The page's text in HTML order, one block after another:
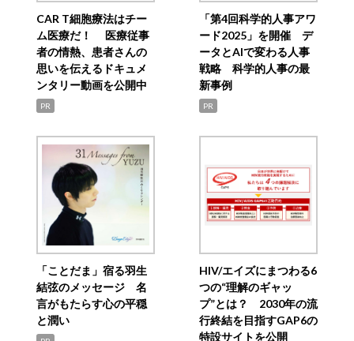
CAR T細胞療法はチー
ム医療だ！ 医療従事
者の情熱、患者さんの
思いを伝えるドキュメ
ンタリー動画を公開中
PR
「第4回科学的人事アワ
ード2025」を開催 デ
ータとAIで変わる人事
戦略 科学的人事の最
新事例
PR
「ことだま」宿る羽生
結弦のメッセージ 名
言がもたらす心の平穏
と潤い
HIV/エイズにまつわる6
つの“理解のギャッ
プ”とは？ 2030年の流
行終結を目指すGAP6の
特設サイトを公開